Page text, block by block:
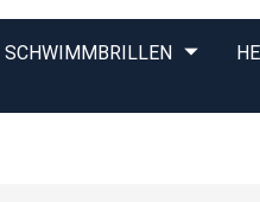
SCHWIMMBRILLEN